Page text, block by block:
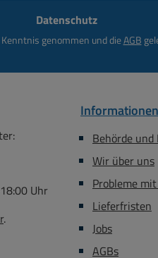
Datenschutz
genommen und dieAGB
Uhr
.
Informationen
Behörde und
Wir über uns
Probleme
Lieferfristen
Jobs
AGBs